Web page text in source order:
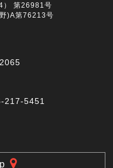
） 第26981号
)A第76213号
217-5451